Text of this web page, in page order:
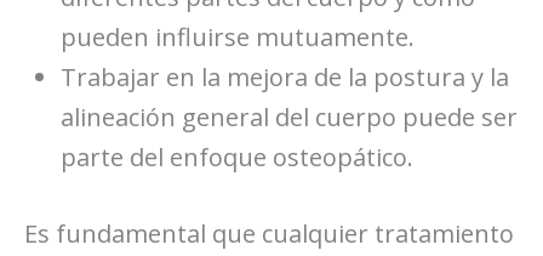
pueden influirse mutuamente.
Trabajar en la mejora de la postura y la
alineación general del cuerpo puede ser
parte del enfoque osteopático.
Es fundamental que cualquier tratamiento